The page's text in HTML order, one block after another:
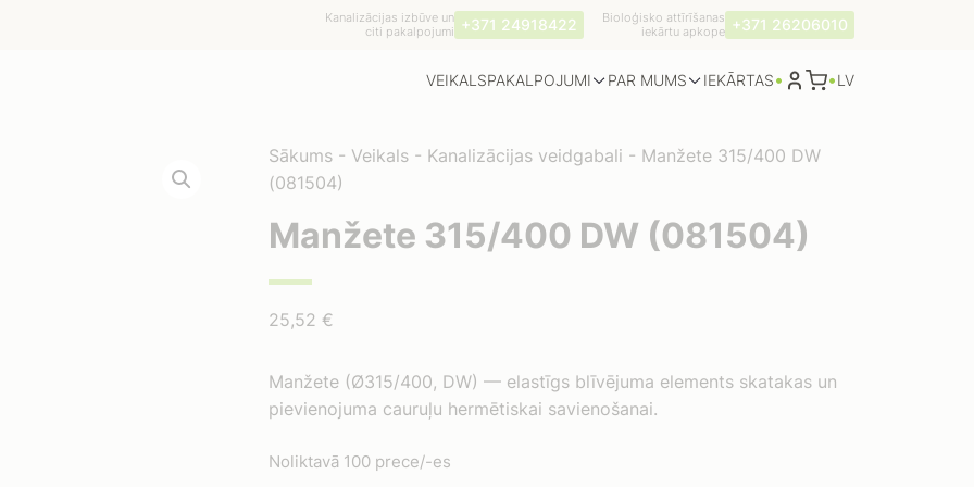
Kanalizācijas izbūve un
citi pakalpojumi +371 24918422
Bioloģisko attīrīšanas
iekārtu apkope +371 26206010
VEIKALSPAKALPOJUMI PAR MUMS IEKĀRTAS• •LV
Sākums- Veikals- Kanalizācijas veidgabali - Manžete 315/400 DW
(081504)
Manžete 315/400 DW (081504)
25,52 €
Manžete (Ø315/400, DW) — elastīgs blīvējuma elements skatakas un
pievienojuma cauruļu hermētiskai savienošanai.
Noliktavā 100 prece/-es